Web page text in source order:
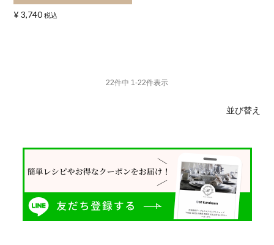
¥ 3,740 税込
並び替え
22件中 1-22件表示